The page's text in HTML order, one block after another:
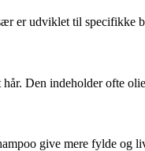
er udviklet til specifikke
Den indeholder ofte
give mere fylde og